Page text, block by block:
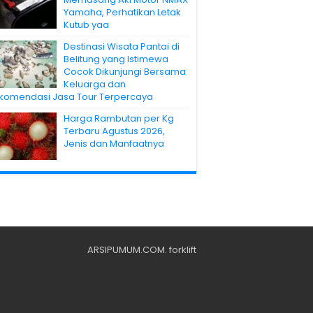
Yamaha, Perhatikan Letak
Kutub yaa
Destinasi Wisata Pantai di
Belitung yang Istimewa
Cocok Dikunjungi Bersama
Keluarga dan
Jasa Tour Terpercaya
Harga Rambutan per Kg
Terbaru Agustus 2026,
Jenis dan Manfaatnya
ARSIPUMUM.COM. forklift